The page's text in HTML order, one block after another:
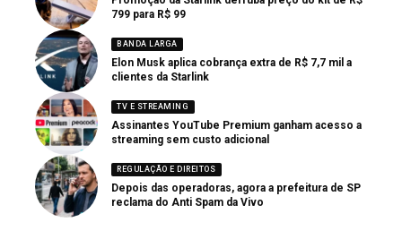
799 para R$ 99
BANDA LARGA
Elon Musk aplica cobrança extra de R$ 7,7 mil a
clientes da Starlink
TV E STREAMING
Assinantes YouTube Premium ganham acesso a
streaming sem custo adicional
REGULAÇÃO E DIREITOS
Depois das operadoras, agora a prefeitura de SP
reclama do Anti Spam da Vivo